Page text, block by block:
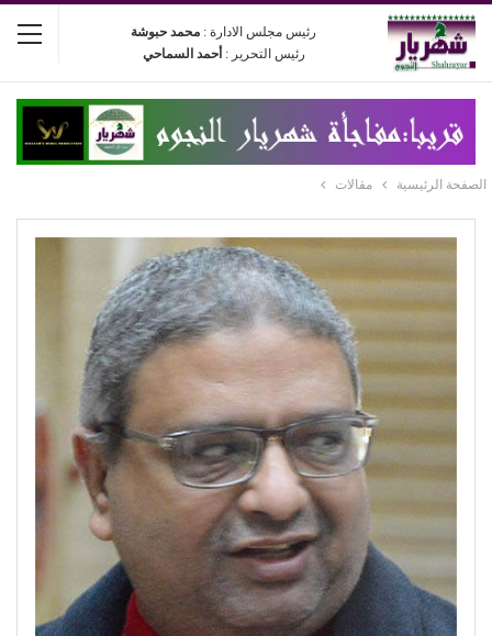
رئيس مجلس الادارة : محمد حبوشة
رئيس التحرير : أحمد السماحي
الصفحة الرئيسية مقالات